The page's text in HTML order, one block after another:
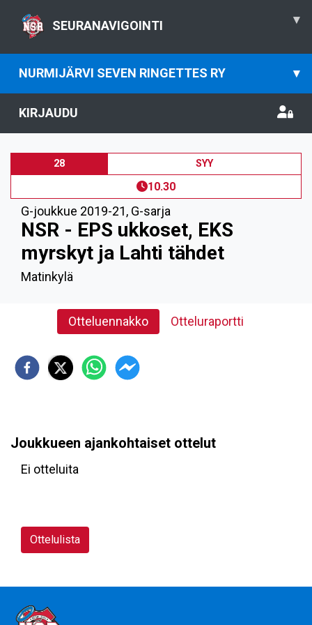
SEURANAVIGOINTI ▾
NURMIJÄRVI SEVEN RINGETTES RY ▾
KIRJAUDU
28 SYY
10.30
G-joukkue 2019-21, G-sarja
NSR - EPS ukkoset, EKS
myrskyt ja Lahti tähdet
Matinkylä
Otteluennakko Otteluraportti
Joukkueen ajankohtaiset ottelut
Ei otteluita
Ottelulista